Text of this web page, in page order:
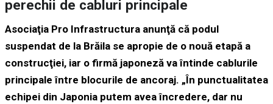
perechii de cabluri principale
Asociaţia Pro Infrastructura anunţă că podul
suspendat de la Brăila se apropie de o nouă etapă a
construcţiei, iar o firmă japoneză va întinde cablurile
principale între blocurile de ancoraj. „În punctualitatea
echipei din Japonia putem avea încredere, dar nu